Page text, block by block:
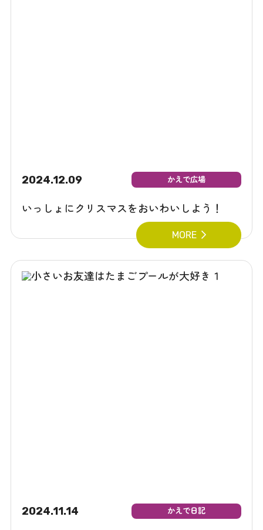
2024.12.09 かえで広場
いっしょにクリスマスをおいわいしよう！
MORE
2024.11.14 かえで日記